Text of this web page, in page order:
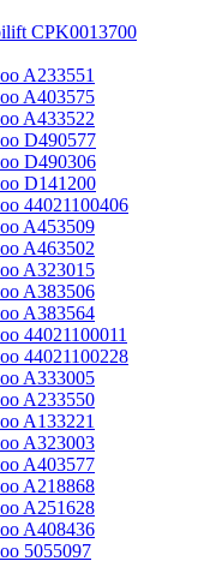
CPK0013700
A233551
A403575
A433522
D490577
D490306
D141200
44021100406
A453509
A463502
A323015
A383506
A383564
44021100011
44021100228
A333005
A233550
A133221
A323003
A403577
A218868
A251628
A408436
5055097